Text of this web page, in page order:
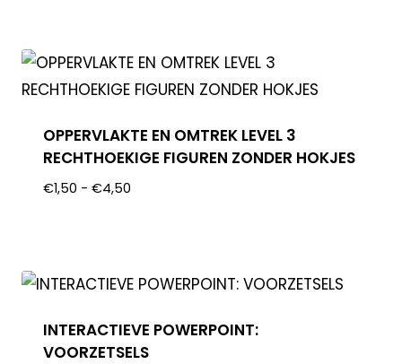
OPPERVLAKTE EN OMTREK LEVEL 3
RECHTHOEKIGE FIGUREN ZONDER HOKJES
€1,50 - €4,50
INTERACTIEVE POWERPOINT:
VOORZETSELS